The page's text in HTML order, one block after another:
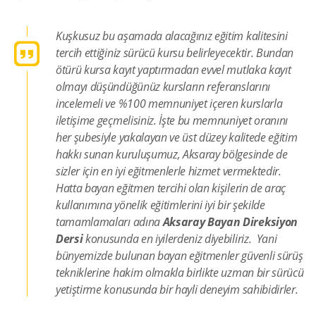
Kuşkusuz bu aşamada alacağınız eğitim kalitesini
tercih ettiğiniz sürücü kursu belirleyecektir. Bundan
ötürü kursa kayıt yaptırmadan evvel mutlaka kayıt
olmayı düşündüğünüz kursların referanslarını
incelemeli ve %100 memnuniyet içeren kurslarla
iletişime geçmelisiniz. İşte bu memnuniyet oranını
her şubesiyle yakalayan ve üst düzey kalitede eğitim
hakkı sunan kuruluşumuz, Aksaray bölgesinde de
sizler için en iyi eğitmenlerle hizmet vermektedir.
Hatta bayan eğitmen tercihi olan kişilerin de araç
kullanımına yönelik eğitimlerini iyi bir şekilde
tamamlamaları adınaAksaray Bayan Direksiyon
Dersikonusunda en iyilerdeniz diyebiliriz. Yani
bünyemizde bulunan bayan eğitmenler güvenli sürüş
tekniklerine hakim olmakla birlikte uzman bir sürücü
yetiştirme konusunda bir hayli deneyim sahibidirler.